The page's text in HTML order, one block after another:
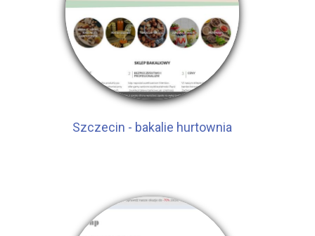
Szczecin - bakalie hurtownia